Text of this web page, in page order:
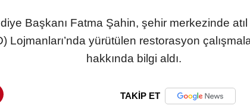
Başkanı Fatma Şahin, şehir merkezinde
Lojmanları’nda yürütülen restorasyon
hakkında bilgi aldı.
TAKİP ET